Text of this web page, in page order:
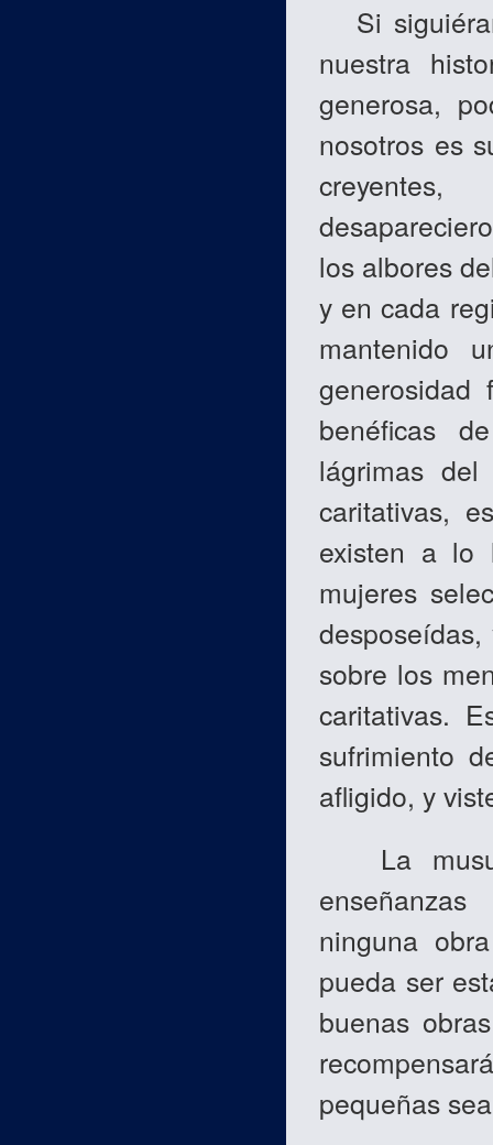
Si
nuestra
generosa,
nosotros es
los albores
y en cada
mantenido
generosidad
benéficas
lágrimas
caritativas,
existen a lo
mujeres
sobre los
caritativas.
sufrimiento
afligido, y
La
ninguna
pueda ser
buenas
pequeñas